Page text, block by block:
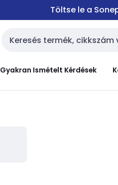
Töltse le a
Keresési bemenet
Gyakran Ismételt Kérdések